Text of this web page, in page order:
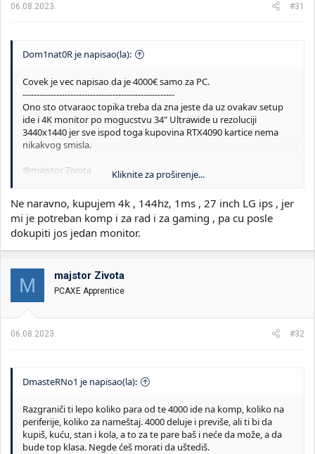
:
06.08.2023. #31
Dom1nat0R je napisao(la):
Covek je vec napisao da je 4000€ samo za PC.
------------------------------------------------------
Ono sto otvaraoc topika treba da zna jeste da uz ovakav setup
ide i 4K monitor po mogucstvu 34" Ultrawide u rezoluciji
3440x1440 jer sve ispod toga kupovina RTX4090 kartice nema
nikakvog smisla.
@majstor Zivota
Nadam se da ne kupujes neki eSport Benq monitor u 1080p sa
Kliknite za proširenje...
Ne naravno, kupujem 4k , 144hz, 1ms , 27 inch LG ips , jer
mi je potreban komp i za rad i za gaming , pa cu posle
dokupiti jos jedan monitor.
M majstor Zivota
PCAXE Apprentice
06.08.2023. #32
DmasteRNo1 je napisao(la):
Razgraniči ti lepo koliko para od te 4000 ide na komp, koliko na
periferije, koliko za nameštaj. 4000 deluje i previše, ali ti bi da
kupiš, kuću, stan i kola, a to za te pare baš i neće da može, a da
bude top klasa. Negde ćeš morati da uštediš.